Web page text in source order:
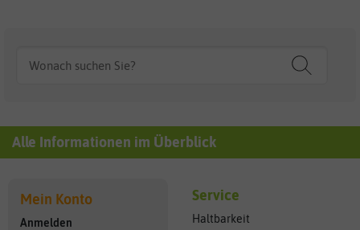
Alle Informationen im Überblick
Mein Konto
Anmelden
Service
Haltbarkeit